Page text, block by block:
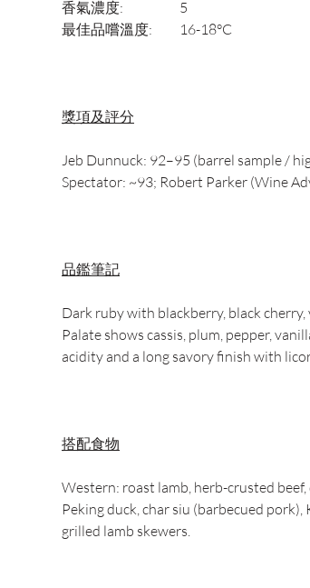
香氣濃度:
5
最佳品嚐溫度:
16-18°C
獎項及評分
Jeb Dunnuck: 92–95 (barrel sample /
Spectator: ~93; Robert Parker (Wine
品鑑筆記
Dark ruby with blackberry, black
Palate shows cassis, plum, pepper,
acidity and a long savory finish with
搭配食物
Western: roast lamb, herb-crusted
Peking duck, char siu (barbecued pork),
grilled lamb skewers.